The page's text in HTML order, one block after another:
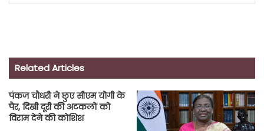
Related Articles
पंकज चौधरी ने छुए सीएम योगी के
पैर, दिखी दूरी की अटकलों को
विराम देने की कोशिश